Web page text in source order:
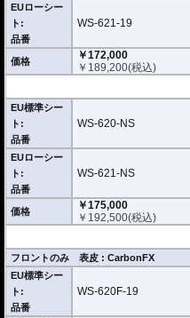
・軽量、高快適 Super Cell Atomic
・人間工学に基づく設計で長距離走
・操作性を向上するハイグリップゾ
・特許取得ゾーンサスペンションテ
を軽減
・無駄な保熱、重量増につながるゲ
・ダブルステッチにより充分な強度
・純正シートと付け替えるだけの簡
・表皮にはCarbonFXとDuratexを選
・高耐久、メンテナンスフリー。
・高耐久、滑りにくい、メンテナ
・シート裏に工具ボックスを装備。
内容
フロント + リア
フロントのみ
フロント + リア
EUローシー
ト:
品番
WS-621-19
価格
￥172,000
￥ 189,200(税込)
EU標準シー
ト:
品番
WS-620-NS
EUローシー
ト:
品番
WS-621-NS
価格
￥175,000
￥ 192,500(税込)
フロントのみ 表皮 : CarbonFX
EU標準シー
ト:
品番
WS-620F-19